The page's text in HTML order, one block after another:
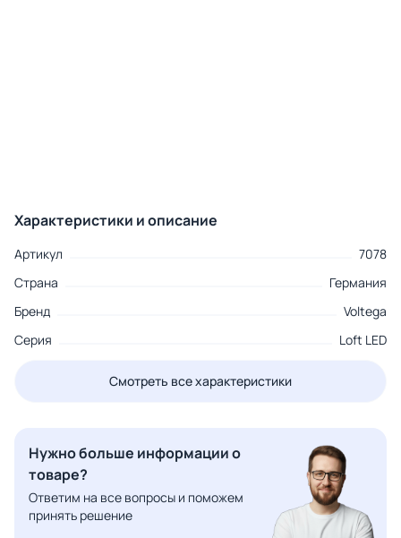
Характеристики и описание
Артикул
7078
Страна
Германия
Бренд
Voltega
Серия
Loft LED
Смотреть все характеристики
Нужно больше информации о
товаре?
Ответим на все вопросы и поможем
принять решение